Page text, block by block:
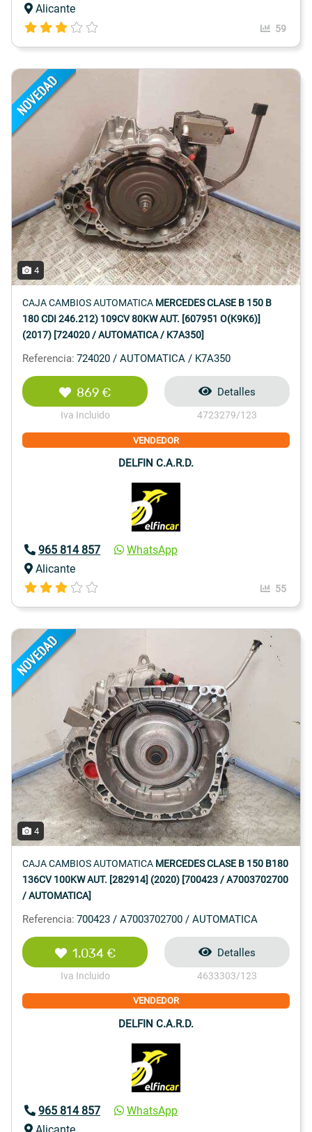
Alicante
59
4
CAJA CAMBIOS AUTOMATICA MERCEDES CLASE B 150 B
180 CDI 246.212) 109CV 80KW AUT. [607951 O(K9K6)]
(2017) [724020 / AUTOMATICA / K7A350]
Referencia: 724020 / AUTOMATICA / K7A350
869 €
Iva Incluido
Detalles
4723279/123
VENDEDOR
DELFIN C.A.R.D.
965 814 857
WhatsApp
Alicante
55
4
CAJA CAMBIOS AUTOMATICA MERCEDES CLASE B 150 B180
136CV 100KW AUT. [282914] (2020) [700423 / A7003702700
/ AUTOMATICA]
Referencia: 700423 / A7003702700 / AUTOMATICA
1.034 €
Iva Incluido
Detalles
4633303/123
VENDEDOR
DELFIN C.A.R.D.
965 814 857
WhatsApp